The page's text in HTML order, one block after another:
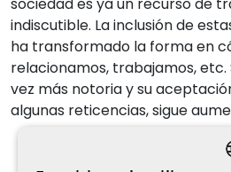
indiscutible. La inclusión de
ha transformado la forma en
relacionamos, trabajamos, etc.
vez más notoria y su
algunas reticencias, sigue